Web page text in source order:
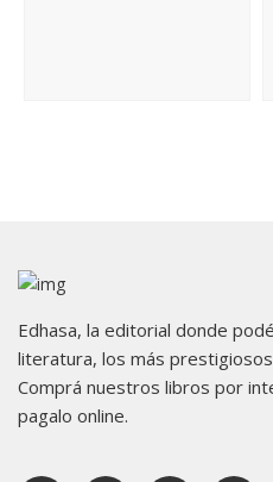
Edhasa, la editorial donde
literatura, los más
Comprá nuestros libros por
pagalo online.